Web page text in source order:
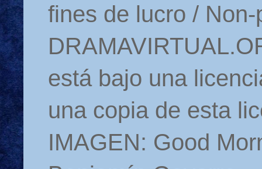
fines de lucro /
está bajo una
una copia de esta
IMAGEN: Good